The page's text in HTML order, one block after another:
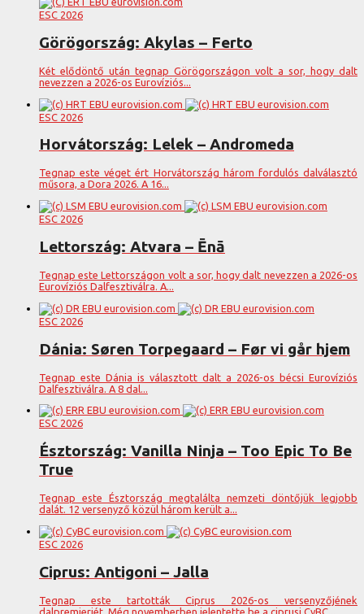
ESC 2026
Görögország: Akylas – Ferto
Két elődöntő után tegnap Görögországon volt a sor, hogy dalt
nevezzen a 2026-os Eurovíziós...
ESC 2026
Horvátország: Lelek – Andromeda
Tegnap este véget ért Horvátország három fordulós dalválasztó
műsora, a Dora 2026. A 16...
ESC 2026
Lettország: Atvara – Ēnā
Tegnap este Lettországon volt a sor, hogy dalt nevezzen a 2026-os
Eurovíziós Dalfesztiválra. A...
ESC 2026
Dánia: Søren Torpegaard – Før vi går hjem
Tegnap este Dánia is választott dalt a 2026-os bécsi Eurovíziós
Dalfesztiválra. A 8 dal...
ESC 2026
Észtország: Vanilla Ninja – Too Epic To Be
True
Tegnap este Észtország megtalálta nemzeti döntőjük legjobb
dalát. 12 versenyző közül három került a...
ESC 2026
Ciprus: Antigoni – Jalla
Tegnap este tartották Ciprus 2026-os versenyzőjének
dalpremierjét. Még novemberben jelentette be a ciprusi CyBC...